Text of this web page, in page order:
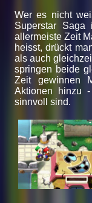
Wer es nicht
Superstar
allermeiste Zeit
heisst, drückt
als auch
springen beide
Zeit gewinnen
Aktionen hinzu
sinnvoll sind.